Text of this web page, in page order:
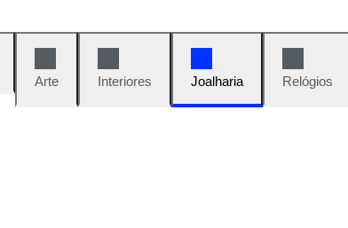
Arte
Interiores Joalharia Relógios